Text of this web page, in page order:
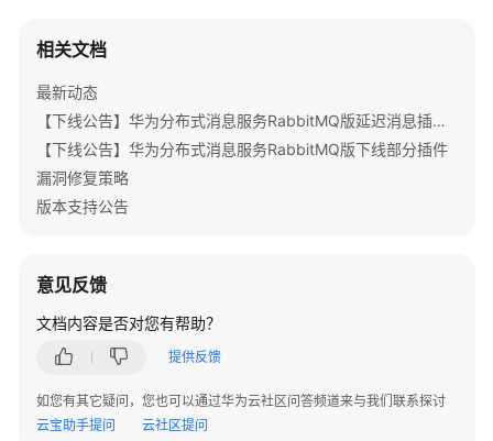
品
介
绍
计
费
说
快
入
用
户
相关文档
最新动态
【下线公告】华为分布式消息服务RabbitMQ版延迟消息插件下线公告
【下线公告】华为分布式消息服务RabbitMQ版下线部分插件
漏洞修复策略
版本支持公告
意见反馈
文档内容是否对您有帮助？
提供反馈
如您有其它疑问，您也可以通过华为云社区问答频道来与我们联系探讨
云宝助手提问
云社区提问